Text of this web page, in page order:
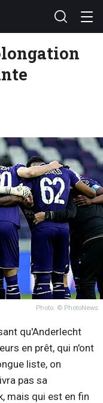
Photo: © PhotoNews
qu'Anderlecht
en prêt, qui n'ont
liste, on
pas sa
mais qui est en fin